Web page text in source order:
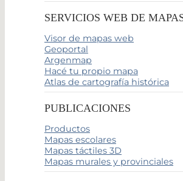
SERVICIOS WEB DE
Visor de mapas web
Geoportal
Argenmap
Hacé tu propio mapa
Atlas de cartografía histórica
PUBLICACIONES
Productos
Mapas escolares
Mapas táctiles 3D
Mapas murales y provinciales